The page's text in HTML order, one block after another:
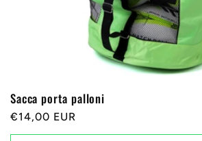
Sacca porta palloni
Prezzo
di
€14,00 EUR